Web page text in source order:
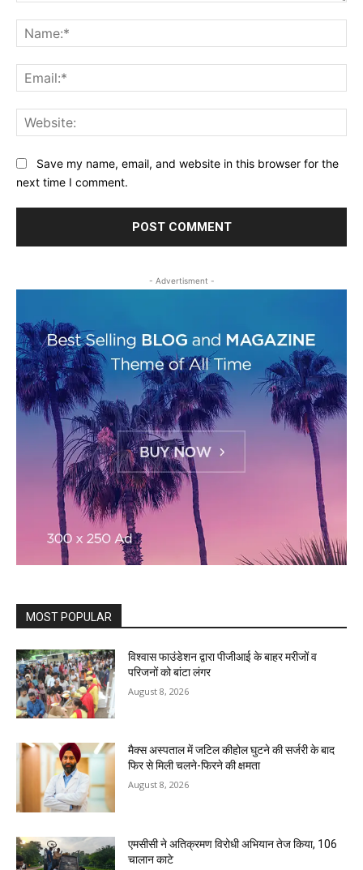
Save my name, email, and website in this browser for the
next time I comment.
- Advertisment -
MOST POPULAR
विश्वास फाउंडेशन द्वारा पीजीआई के बाहर मरीजों व
परिजनों को बांटा लंगर
August 8, 2026
मैक्स अस्पताल में जटिल कीहोल घुटने की सर्जरी के बाद
फिर से मिली चलने-फिरने की क्षमता
August 8, 2026
एमसीसी ने अतिक्रमण विरोधी अभियान तेज किया, 106
चालान काटे